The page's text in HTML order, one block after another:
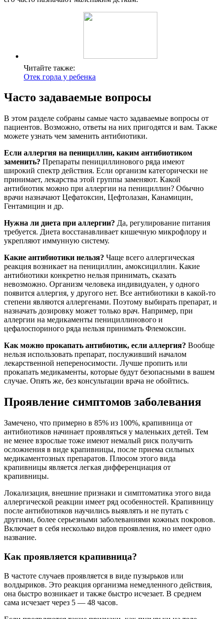
Читайте также:
Отек горла у ребенка
Часто задаваемые вопросы
В этом разделе собраны самые часто задаваемые вопросы от
пациентов. Возможно, ответы на них пригодятся и вам. Также
можете узнать чем заменить антибиотики.
Если аллергия на пенициллин, каким антибиотиком
заменить? Препараты пенициллинового ряда имеют
широкий спектр действия. Если организм категорически не
принимает, лекарства этой группы заменяют. Какой
антибиотик можно при аллергии на пенициллин? Обычно
врачи назначают Цефатоксин, Цефтолазан, Канамицин,
Гентамицин и др.
Нужна ли диета при аллергии? Да, регулирование питания
требуется. Диета восстанавливает кишечную микрофлору и
укрепляют иммунную систему.
Какие антибиотики нельзя? Чаще всего аллергическая
реакция возникает на пенициллин, амоксициллин. Какие
антибиотики конкретно нельзя принимать, сказать
невозможно. Организм человека индивидуален, у одного
появится аллергия, у другого нет. Все антибиотики в какой-то
степени являются аллергенами. Поэтому выбирать препарат, и
назначать дозировку может только врач. Например, при
аллергии на медикаменты пенициллинового и
цефалоспориного ряда нельзя принимать Флемоксин.
Как можно прокапать антибиотик, если аллергия? Вообще
нельзя использовать препарат, послуживший началом
лекарственной непереносимости. Лучше пропить или
прокапать медикаменты, которые будут безопасными в вашем
случае. Опять же, без консультации врача не обойтись.
Проявление симптомов заболевания
Замечено, что примерно в 85% из 100%, крапивница от
антибиотиков начинает проявляться у маленьких детей. Тем
не менее взрослые тоже имеют немалый риск получить
осложнения в виде крапивницы, после приема сильных
медикаментозных препаратов. Плюсом этого вида
крапивницы является легкая дифференциация от
крапивницы.
Локализация, внешние признаки и симптоматика этого вида
аллергической реакции имеет ряд особенностей. Крапивницу
после антибиотиков научились выявлять и не путать с
другими, более серьезными заболеваниями кожных покровов.
Включает в себя несколько видов проявления, но имеет одно
название.
Как проявляется крапивница?
В частоте случаев проявляется в виде пузырьков или
волдыриков. Это реакция организма немедленного действия,
она быстро возникает и также быстро исчезает. В среднем
сама исчезает через 5 — 48 часов.